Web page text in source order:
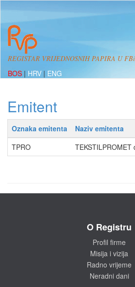
REGISTAR VRIJEDNOSNIH PAPIRA U
BOS | HRV | ENG
Emitent
Oznaka emitenta Naziv emitenta
TPRO
O Registru
Profil firme
Misija i vizija
Radno vrijeme
Neradni dani